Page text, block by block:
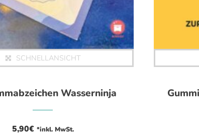
SCHNELLANSICHT
Wasserninja
5,90€ *inkl. MwSt.